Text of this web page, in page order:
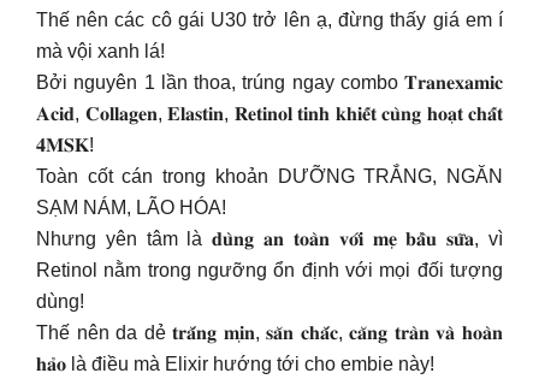
Thế nên các cô gái U30 trở lên ạ, đừng thấy giá em í
mà vội xanh lá!
Bởi nguyên 1 lần thoa, trúng ngay combo 𝐓𝐫𝐚𝐧𝐞𝐱𝐚𝐦𝐢𝐜
𝐀𝐜𝐢𝐝, 𝐂𝐨𝐥𝐥𝐚𝐠𝐞𝐧, 𝐄𝐥𝐚𝐬𝐭𝐢𝐧, 𝐑𝐞𝐭𝐢𝐧𝐨𝐥 𝐭𝐢𝐧𝐡 𝐤𝐡𝐢𝐞̂́𝐭 𝐜𝐮̀𝐧𝐠 𝐡𝐨𝐚̣𝐭 𝐜𝐡𝐚̂́𝐭
𝟒𝐌𝐒𝐊!
Toàn cốt cán trong khoản DƯỠNG TRẮNG, NGĂN
SẠM NÁM, LÃO HÓA!
Nhưng yên tâm là 𝐝𝐮̀𝐧𝐠 𝐚𝐧 𝐭𝐨𝐚̀𝐧 𝐯𝐨̛́𝐢 𝐦𝐞̣ 𝐛𝐚̂̀𝐮 𝐬𝐮̛̃𝐚, vì
Retinol nằm trong ngưỡng ổn định với mọi đối tượng
dùng!
Thế nên da dẻ 𝐭𝐫𝐚̆́𝐧𝐠 𝐦𝐢̣𝐧, 𝐬𝐚̆𝐧 𝐜𝐡𝐚̆́𝐜, 𝐜𝐚̆𝐧𝐠 𝐭𝐫𝐚̀𝐧 𝐯𝐚̀ 𝐡𝐨𝐚̀𝐧
𝐡𝐚̉𝐨 là điều mà Elixir hướng tới cho embie này!